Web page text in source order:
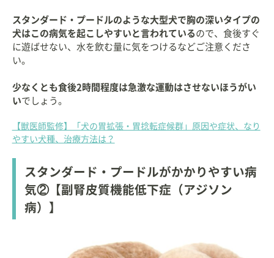
スタンダード・プードルのような大型犬で胸の深いタイプの
犬はこの病気を起こしやすいと言われている ので、食後すぐ
に遊ばせない、水を飲む量に気をつけるなどご注意くださ
い。
少なくとも食後2時間程度は急激な運動はさせないほうがい
いでしょう。
【獣医師監修】「犬の胃拡張・胃捻転症候群」原因や症状、なり
やすい犬種、治療方法は？
スタンダード・プードルがかかりやすい病
気②【副腎皮質機能低下症（アジソン
病）】